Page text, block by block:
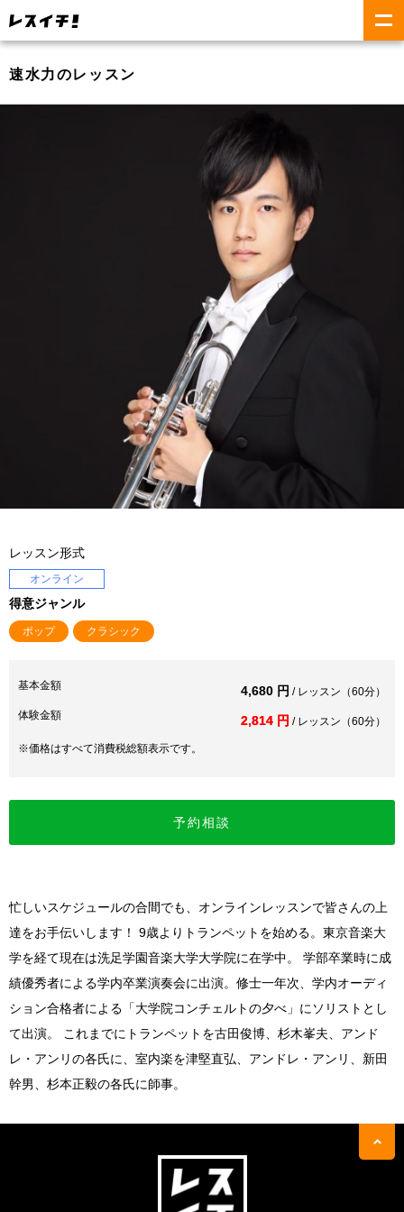
速水力のレッスン
レッスン形式
オンライン
得意ジャンル
ポップ クラシック
基本金額 4,680 円 / レッスン（60分）
体験金額
2,814 円 / レッスン（60分）
※価格はすべて消費税総額表示です。
予約相談
忙しいスケジュールの合間でも、オンラインレッスンで皆さんの上
達をお手伝いします！ 9歳よりトランペットを始める。東京音楽大
学を経て現在は洗足学園音楽大学大学院に在学中。 学部卒業時に成
績優秀者による学内卒業演奏会に出演。修士一年次、学内オーディ
ション合格者による「大学院コンチェルトの夕べ」にソリストとし
て出演。 これまでにトランペットを古田俊博、杉木峯夫、アンド
レ・アンリの各氏に、室内楽を津堅直弘、アンドレ・アンリ、新田
幹男、杉本正毅の各氏に師事。